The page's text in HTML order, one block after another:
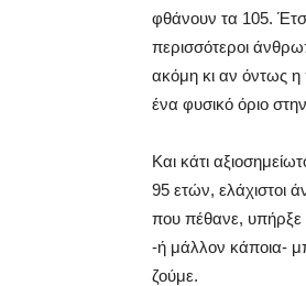
φθάνουν τα 105.
περισσότεροι
ακόμη κι αν όντως η
ένα φυσικό όριο
Και κάτι
95 ετών, ελάχιστοι
που πέθανε, υπήρξε
-ή μάλλον κάποια-
ζούμε.